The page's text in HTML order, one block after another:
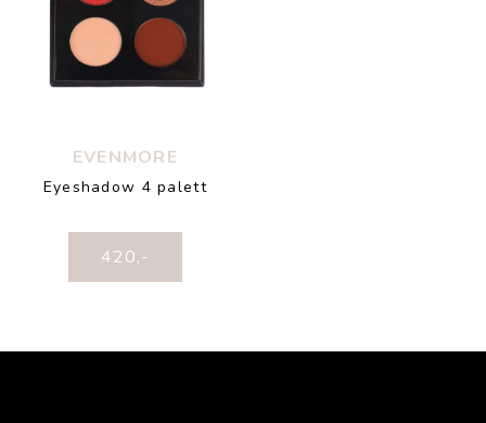
EVENMORE
Eyeshadow 4 palett
420,-